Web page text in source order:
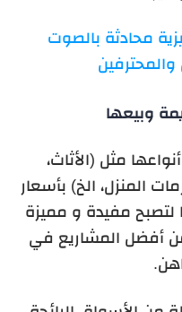
محادثة بالصوت
والمحترفين
وبيعها
مثل (الأثاث،
المنزل، الخ) بأسعار
لتصبح مفيدة و مميزة
من أفضل المشاريع في